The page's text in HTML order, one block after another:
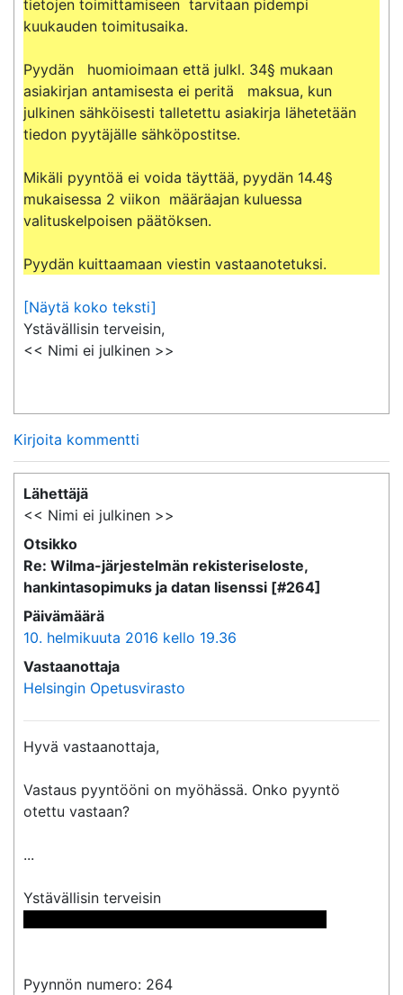
tietojen toimittamiseen  tarvitaan pidempi
kuukauden toimitusaika.
Pyydän   huomioimaan että julkl. 34§ mukaan
asiakirjan antamisesta ei peritä   maksua, kun
julkinen sähköisesti talletettu asiakirja lähetetään
tiedon pyytäjälle sähköpostitse.
Mikäli pyyntöä ei voida täyttää, pyydän 14.4§
mukaisessa 2 viikon  määräajan kuluessa
valituskelpoisen päätöksen.
Pyydän kuittaamaan viestin vastaanotetuksi.
[Näytä koko teksti]
Ystävällisin terveisin,
<< Nimi ei julkinen >>
Kirjoita kommentti
Lähettäjä
<< Nimi ei julkinen >>
Otsikko
Re: Wilma-järjestelmän rekisteriseloste,
hankintasopimuks ja datan lisenssi [#264]
Päivämäärä
10. helmikuuta 2016 kello 19.36
Vastaanottaja
Helsingin Opetusvirasto
Hyvä vastaanottaja,
Vastaus pyyntööni on myöhässä. Onko pyyntö
otettu vastaan?
...
Pyynnön numero: 264